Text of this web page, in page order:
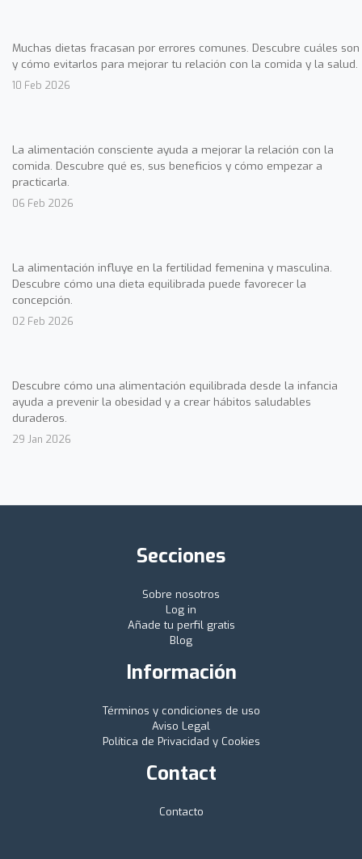
Muchas dietas fracasan por errores comunes. Descubre cuáles son
y cómo evitarlos para mejorar tu relación con la comida y la salud.
10 Feb 2026
La alimentación consciente ayuda a mejorar la relación con la
comida. Descubre qué es, sus beneficios y cómo empezar a
practicarla.
06 Feb 2026
La alimentación influye en la fertilidad femenina y masculina.
Descubre cómo una dieta equilibrada puede favorecer la
concepción.
02 Feb 2026
Descubre cómo una alimentación equilibrada desde la infancia
ayuda a prevenir la obesidad y a crear hábitos saludables
duraderos.
29 Jan 2026
Secciones
Sobre nosotros
Log in
Añade tu perfil gratis
Blog
Información
Términos y condiciones de uso
Aviso Legal
Política de Privacidad y Cookies
Contact
Contacto